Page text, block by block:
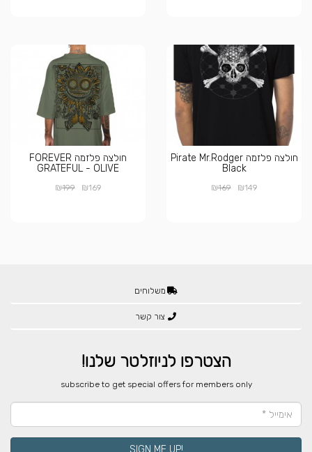
חולצה פלזמה Pirate Mr.Rodger
Black
₪149
₪169
חולצה פלזמה FOREVER
GRATEFUL - OLIVE
₪169
₪199
משלוחים
צור קשר
הצטרפו לניוזלטר שלנו!
​subscribe to get special offers for members only